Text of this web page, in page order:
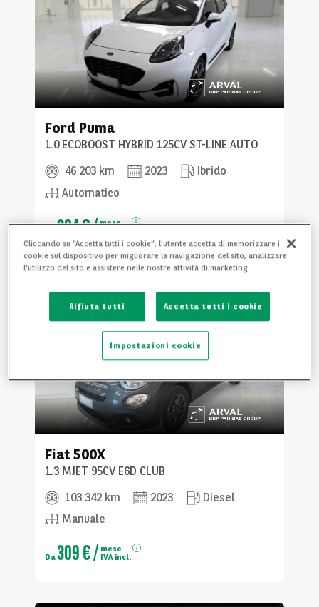
Ford Puma
1.0 ECOBOOST HYBRID 125CV ST-LINE AUTO
46 203 km
2023
Ibrido
Automatico
304 €/ mese
Fiat 500X
1.3 MJET 95CV E6D CLUB
103 342 km
2023
Diesel
Manuale
Da309 €/ mese
IVA incl.
Cliccando su “Accetta tutti i cookie”, l'utente accetta di memorizzare i
cookie sul dispositivo per migliorare la navigazione del sito, analizzare
l'utilizzo del sito e assistere nelle nostre attività di marketing.
Rifiuta tutti Accetta tutti i cookie
Impostazioni cookie